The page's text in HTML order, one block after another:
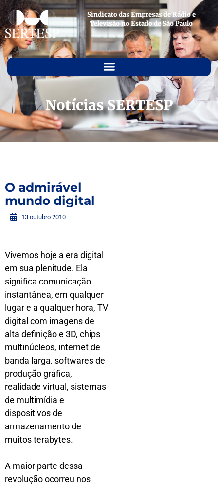
Sindicato das Empresas de Rádio e
Televisão no Estado de São Paulo
Notícias SERTESP
O admirável
mundo digital
13 outubro 2010
Vivemos hoje a era digital
em sua plenitude. Ela
significa comunicação
instantânea, em qualquer
lugar e a qualquer hora, TV
digital com imagens de
alta definição e 3D, chips
multinúcleos, internet de
banda larga, softwares de
produção gráfica,
realidade virtual, sistemas
de multimídia e
dispositivos de
armazenamento de
muitos terabytes.
A maior parte dessa
revolução ocorreu nos